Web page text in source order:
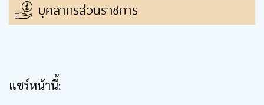
บุคลากรส่วนราชการ
แชร์หน้านี้: